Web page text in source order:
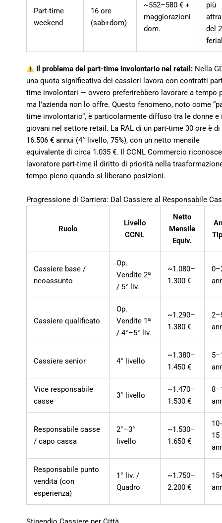
Part-time
weekend
16 ore
(sab+dom)
~552–580 € +
maggiorazioni
dom.
più
del
Il problema del part-time involontario nel retail: Nella
una quota significativa dei cassieri lavora con contratti
time involontari — ovvero preferirebbero lavorare a tempo
ma l’azienda non lo offre. Questo fenomeno, noto come
time involontario”, è particolarmente diffuso tra le donne e
giovani nel settore retail. La RAL di un part-time 30 ore è
16.506 € annui (4° livello, 75%), con un netto mensile
equivalente di circa 1.035 €. Il CCNL Commercio
lavoratore part-time il diritto di priorità nella
tempo pieno quando si liberano posizioni.
Progressione di Carriera: Dal Cassiere al Responsabile
Ruolo
Livello
CCNL
Netto
Mensile
Equiv.
Cassiere base /
neoassunto
Op.
Vendite 2ª
/ 5° liv.
~1.080–
1.300 €
Cassiere qualificato
Op.
Vendite 1ª
/ 4°–5° liv.
~1.290–
1.380 €
Cassiere senior 4° livello
~1.380–
1.450 €
Vice responsabile
casse
3° livello
~1.470–
1.530 €
Responsabile casse
/ capo cassa
2°–3°
livello
~1.530–
1.650 €
15
Responsabile punto
vendita (con
esperienza)
1° liv. /
Quadro
~1.750–
2.200 €